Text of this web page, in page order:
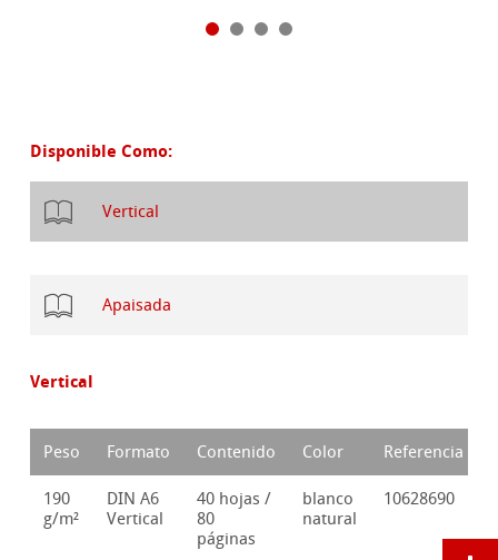
Disponible Como:
Vertical
Apaisada
Vertical
Peso Formato Contenido Color Referencia
190
g/m²
DIN A6
Vertical
40 hojas /
80
páginas
blanco
natural
10628690